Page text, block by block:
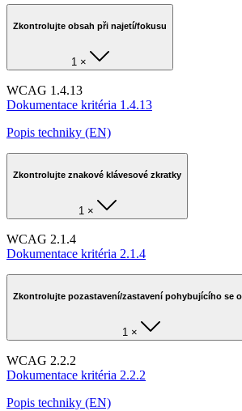
Zkontrolujte obsah při najetí/fokusu
1 ×
WCAG 1.4.13
Dokumentace kritéria 1.4.13
Popis techniky (EN)
Zkontrolujte znakové klávesové zkratky
1 ×
WCAG 2.1.4
Dokumentace kritéria 2.1.4
Zkontrolujte pozastavení/zastavení pohybujícího se
1 ×
WCAG 2.2.2
Dokumentace kritéria 2.2.2
Popis techniky (EN)